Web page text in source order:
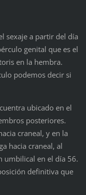
sexaje a partir del día
genital que es el
en la hembra.
podemos decir si
ubicado en el
posteriores.
craneal, y en la
hacia craneal, al
umbilical en el día 56.
definitiva que